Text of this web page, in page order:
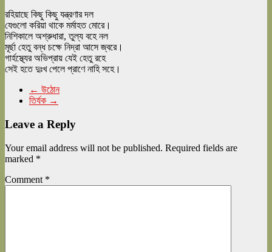
রহিয়াছে কিছু কিছু যন্ত্রণার দল
যেগুলো করিয়া থাকে মর্মাহত মোরে।
নিশিকালে অশ্রুধারা, তুল্য বহে নল
মূর্ছা হেতু বন্ধ চক্ষে নিদ্রা আসে জ্বরে।
গার্হস্থ্যের অভিপ্রায় যেই হেতু রহে
সেই হতে দুঃখ পেলে প্রাণে নাহি সহে।
← উঠোন
তির্যক →
Leave a Reply
Your email address will not be published. Required fields are
marked *
Comment *